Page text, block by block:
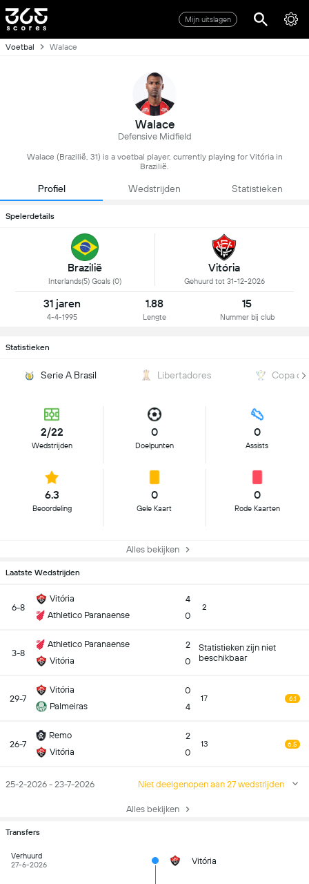
Mijn uitslagen
Voetbal Walace
Walace
Defensive Midfield
Walace (Brazilië, 31) is a voetbal player, currently playing for Vitória in
Brazilië.
Profiel Wedstrijden Statistieken
Spelerdetails
Brazilië
Interlands(5) Goals (0)
Vitória
Gehuurd tot 31-12-2026
31 jaren
4-4-1995
1.88
Lengte
15
Nummer bij club
Statistieken
Serie A Brasil Libertadores Copa
2/22
Wedstrijden
0
Doelpunten
0
Assists
6.3
Beoordeling
0
Gele Kaart
0
Rode Kaarten
Alles bekijken
Laatste Wedstrijden
6-8
Vitória
Athletico Paranaense
4
0
2
3-8
Athletico Paranaense
Vitória
2
0
Statistieken zijn niet
beschikbaar
29-7
Vitória
Palmeiras
0
4
17 6.1
26-7
Remo
Vitória
2
0
13 6.5
25-2-2026 - 23-7-2026 Niet deelgenopen aan 27 wedstrijden
Alles bekijken
Transfers
Verhuurd
27-6-2026
Vitória